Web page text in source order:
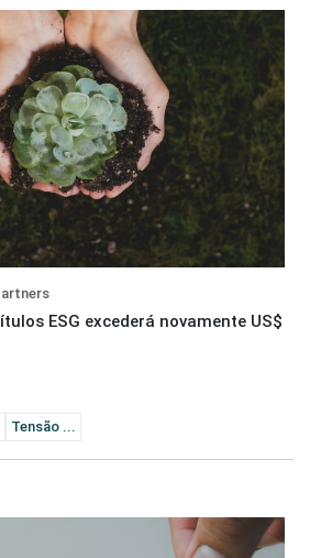
ESG excederá novamente US$
Tensão ...